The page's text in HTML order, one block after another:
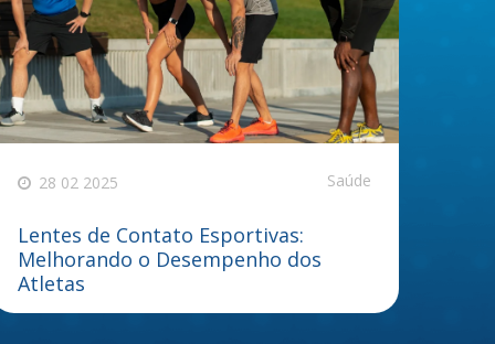
28 02 2025 Saúde
Lentes de Contato Esportivas:
Melhorando o Desempenho dos
Atletas